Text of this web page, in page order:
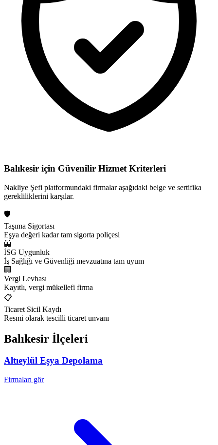
Balıkesir için Güvenilir Hizmet Kriterleri
Nakliye Şefi platformundaki firmalar aşağıdaki belge ve sertifika
gerekliliklerini karşılar.
🛡️
Taşıma Sigortası
Eşya değeri kadar tam sigorta poliçesi
🦺
İSG Uygunluk
İş Sağlığı ve Güvenliği mevzuatına tam uyum
🏢
Vergi Levhası
Kayıtlı, vergi mükellefi firma
📋
Ticaret Sicil Kaydı
Resmi olarak tescilli ticaret unvanı
Balıkesir İlçeleri
Altıeylül Eşya Depolama
Firmaları gör